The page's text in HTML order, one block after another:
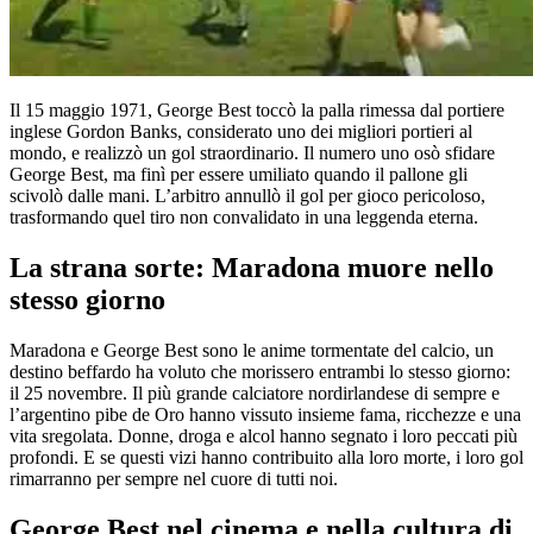
Il 15 maggio 1971, George Best toccò la palla rimessa dal portiere
inglese Gordon Banks, considerato uno dei migliori portieri al
mondo, e realizzò un gol straordinario. Il numero uno osò sfidare
George Best, ma finì per essere umiliato quando il pallone gli
scivolò dalle mani. L’arbitro annullò il gol per gioco pericoloso,
trasformando quel tiro non convalidato in una leggenda eterna.
La strana sorte: Maradona muore nello
stesso giorno
Maradona e George Best sono le anime tormentate del calcio, un
destino beffardo ha voluto che morissero entrambi lo stesso giorno:
il 25 novembre. Il più grande calciatore nordirlandese di sempre e
l’argentino pibe de Oro hanno vissuto insieme fama, ricchezze e una
vita sregolata. Donne, droga e alcol hanno segnato i loro peccati più
profondi. E se questi vizi hanno contribuito alla loro morte, i loro gol
rimarranno per sempre nel cuore di tutti noi.